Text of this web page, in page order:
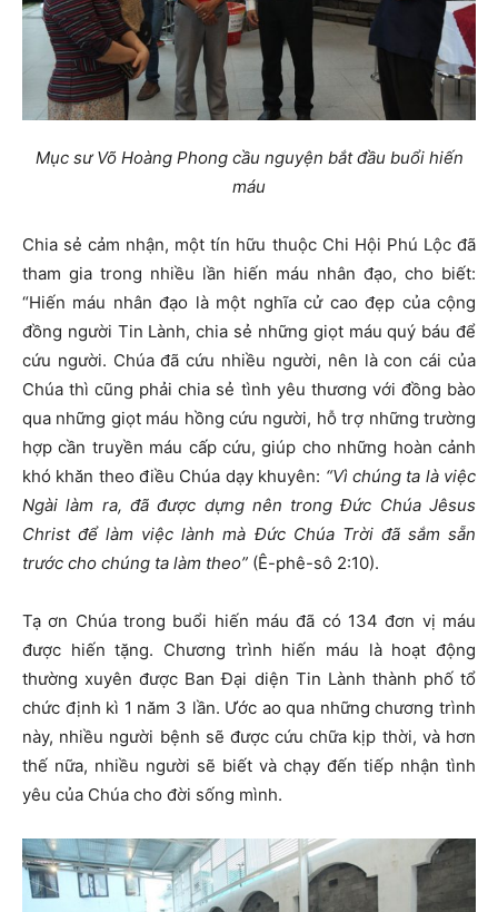
Mục sư Võ Hoàng Phong cầu nguyện bắt đầu buổi hiến
máu
Chia sẻ cảm nhận, một tín hữu thuộc Chi Hội Phú Lộc đã
tham gia trong nhiều lần hiến máu nhân đạo, cho biết:
“Hiến máu nhân đạo là một nghĩa cử cao đẹp của cộng
đồng người Tin Lành, chia sẻ những giọt máu quý báu để
cứu người. Chúa đã cứu nhiều người, nên là con cái của
Chúa thì cũng phải chia sẻ tình yêu thương với đồng bào
qua những giọt máu hồng cứu người, hỗ trợ những trường
hợp cần truyền máu cấp cứu, giúp cho những hoàn cảnh
khó khăn theo điều Chúa dạy khuyên: “Vì chúng ta là việc
Ngài làm ra, đã được dựng nên trong Đức Chúa Jêsus
Christ để làm việc lành mà Đức Chúa Trời đã sắm sẵn
trước cho chúng ta làm theo” (Ê-phê-sô 2:10).
Tạ ơn Chúa trong buổi hiến máu đã có 134 đơn vị máu
được hiến tặng. Chương trình hiến máu là hoạt động
thường xuyên được Ban Đại diện Tin Lành thành phố tổ
chức định kì 1 năm 3 lần. Ước ao qua những chương trình
này, nhiều người bệnh sẽ được cứu chữa kịp thời, và hơn
thế nữa, nhiều người sẽ biết và chạy đến tiếp nhận tình
yêu của Chúa cho đời sống mình.